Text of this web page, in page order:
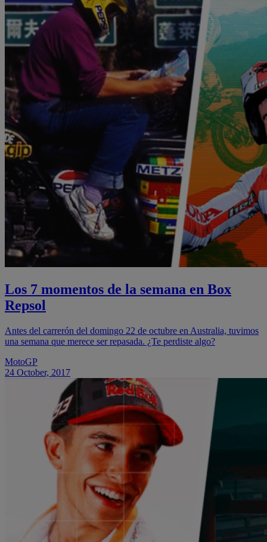
Los 7 momentos de la semana en Box
Repsol
Antes del carrerón del domingo 22 de octubre en Australia, tuvimos
una semana que merece ser repasada. ¿Te perdiste algo?
MotoGP
24 October, 2017